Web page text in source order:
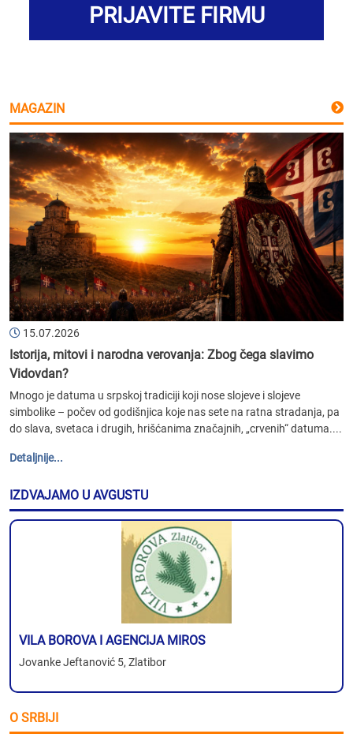
PRIJAVITE FIRMU
MAGAZIN
15.07.2026
Istorija, mitovi i narodna verovanja: Zbog čega slavimo
Vidovdan?
Mnogo je datuma u srpskoj tradiciji koji nose slojeve i slojeve
simbolike – počev od godišnjica koje nas sete na ratna stradanja, pa
do slava, svetaca i drugih, hrišćanima značajnih, „crvenih“ datuma....
Detaljnije...
IZDVAJAMO U AVGUSTU
VILA BOROVA I AGENCIJA MIROS
Jovanke Jeftanović 5, Zlatibor
O SRBIJI